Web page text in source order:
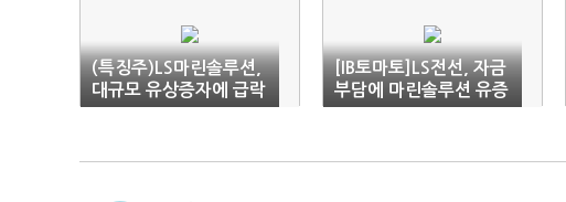
(특징주)LS마린솔루션,
대규모 유상증자에 급락
[IB토마토]LS전선, 자금
부담에 마린솔루션 유증
참여 '오리무중'